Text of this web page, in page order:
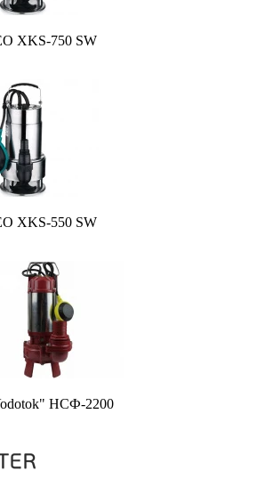
XKS-750 SW
XKS-550 SW
НСФ-2200